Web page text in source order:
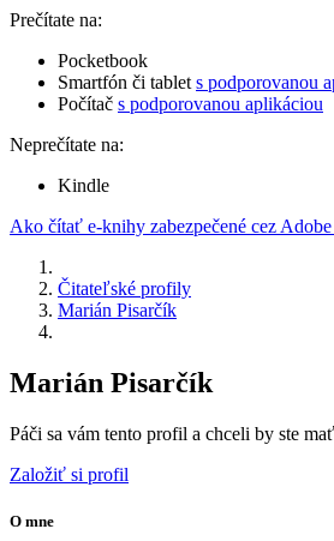
Prečítate na:
Pocketbook
Smartfón či tablet s podporovanou
Počítač s podporovanou aplikáciou
Neprečítate na:
Kindle
Ako čítať e-knihy zabezpečené cez
Čitateľské profily
Marián Pisarčík
Marián Pisarčík
Páči sa vám tento profil a chceli by ste
Založiť si profil
O mne